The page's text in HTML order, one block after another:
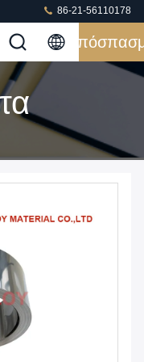
86-21-56110178